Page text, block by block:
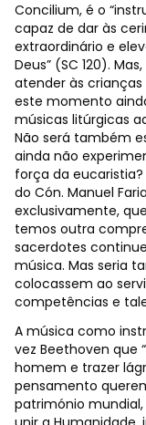
Concilium, é o
capaz de dar às
extraordinário e
Deus” (SC 120).
atender às crianças
este momento
músicas litúrgicas
Não será também
ainda não
força da eucaristia?
do Cón. Manuel
exclusivamente,
temos outra
sacerdotes
música. Mas seria
colocassem ao
competências e
A música como
vez Beethoven que
homem e trazer
pensamento
património